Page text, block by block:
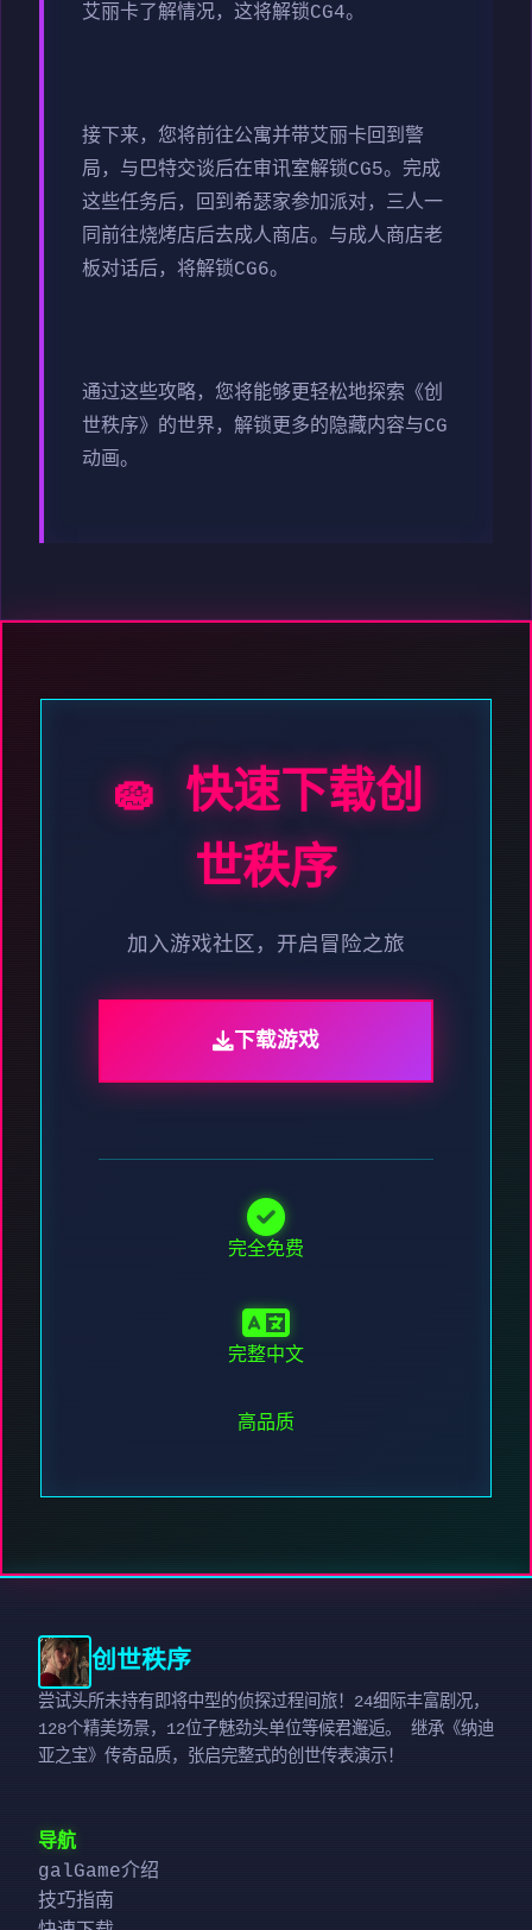
艾丽卡了解情况，这将解锁CG4。
接下来，您将前往公寓并带艾丽卡回到警
局，与巴特交谈后在审讯室解锁CG5。完成
这些任务后，回到希瑟家参加派对，三人一
同前往烧烤店后去成人商店。与成人商店老
板对话后，将解锁CG6。
通过这些攻略，您将能够更轻松地探索《创
世秩序》的世界，解锁更多的隐藏内容与CG
动画。
🧽 快速下载创
世秩序
加入游戏社区，开启冒险之旅
下载游戏
完全免费
完整中文
高品质
创世秩序
尝试头所未持有即将中型的侦探过程间旅！24细际丰富剧况，
128个精美场景，12位子魅劲头单位等候君邂逅。 继承《纳迪
亚之宝》传奇品质，张启完整式的创世传表演示！
导航
galGame介绍
技巧指南